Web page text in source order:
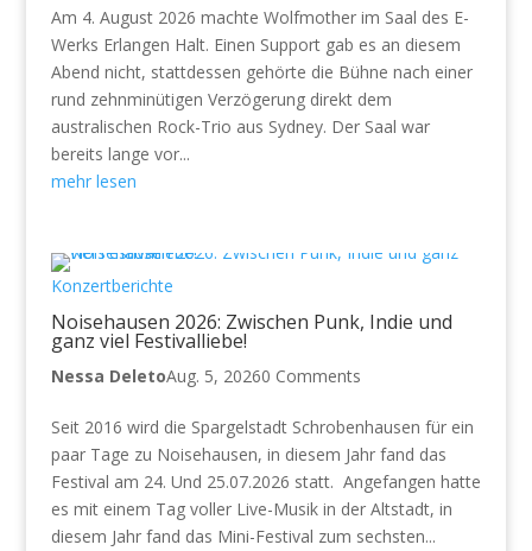
Am 4. August 2026 machte Wolfmother im Saal des E-
Werks Erlangen Halt. Einen Support gab es an diesem
Abend nicht, stattdessen gehörte die Bühne nach einer
rund zehnminütigen Verzögerung direkt dem
australischen Rock-Trio aus Sydney. Der Saal war
bereits lange vor...
mehr lesen
Konzertberichte
Noisehausen 2026: Zwischen Punk, Indie und
ganz viel Festivalliebe!
Nessa DeletoAug. 5, 20260 Comments
Seit 2016 wird die Spargelstadt Schrobenhausen für ein
paar Tage zu Noisehausen, in diesem Jahr fand das
Festival am 24. Und 25.07.2026 statt. Angefangen hatte
es mit einem Tag voller Live-Musik in der Altstadt, in
diesem Jahr fand das Mini-Festival zum sechsten...